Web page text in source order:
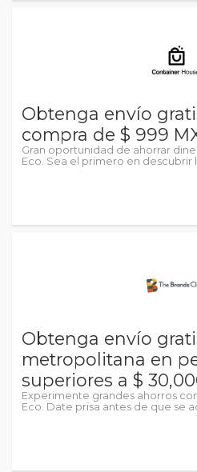
Obtenga envío
compra de $ 999
Gran oportunidad de ahorrar
Eco. Sea el primero en descubrir
Obtenga envío
metropolitana en
superiores a $
Experimente grandes ahorros
Eco. Date prisa antes de que se